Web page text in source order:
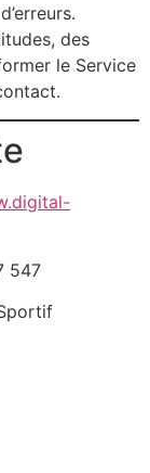
des
le Service
547